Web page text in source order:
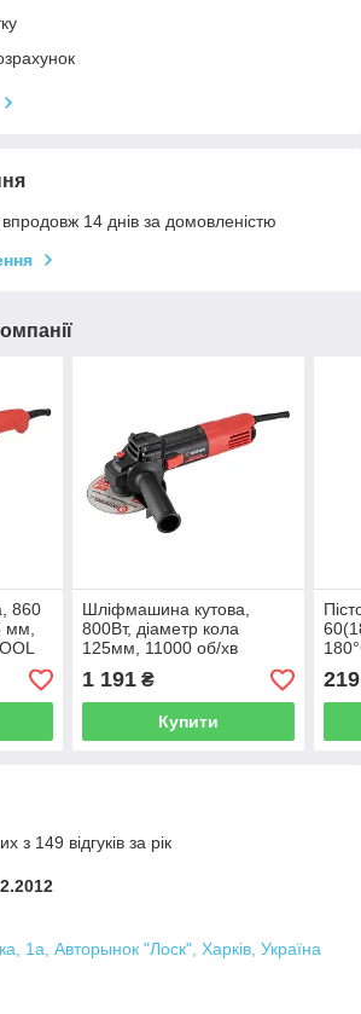
14 днів за домовленістю
860
мм,
Шліфмашина кутова,
800Вт, діаметр кола
125мм, 11000 об/хв
INTERTOOL WT-0218
1 191₴
Купити
219
з 149 відгуків за рік
1а, Авторынок "Лоск", Харків, Україна